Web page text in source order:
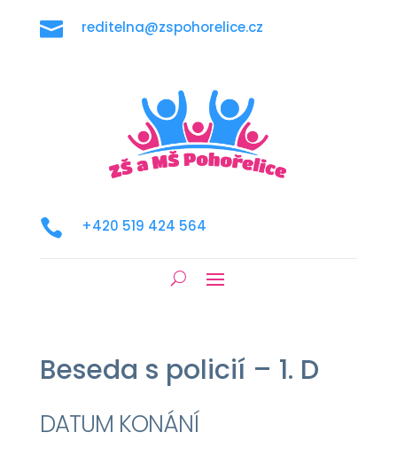
 reditelna@zspohorelice.cz
 +420 519 424 564
Beseda s policií – 1. D
DATUM KONÁNÍ